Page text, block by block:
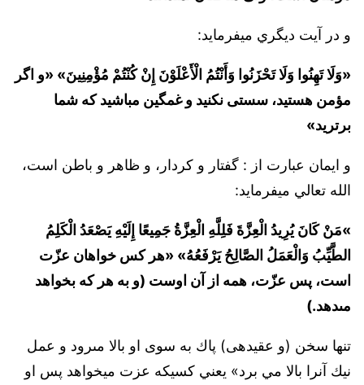
و در آيت ديگري ميفرمايد:‌
«وَلَا تَهِنُوا وَلَا تَحْزَنُوا وَأَنْتُمُ الْأَعْلَوْنَ إِنْ كُنْتُمْ مُؤْمِنِينَ» «و اگر
مؤمن هستيد، سستى نكنيد و غمگين مباشيد كه شما
برتريد»
و ايمان عبارت از : گفتار و کردار، و ظاهر و باطن است،
الله تعالي ميفرمايد: ‌
»مَنْ كَانَ يُرِيدُ الْعِزَّةَ فَلِلَّهِ الْعِزَّةُ جَمِيعًا إِلَيْهِ يَصْعَدُ الْكَلِمُ
الطَّيِّبُ وَالْعَمَلُ الصَّالِحُ يَرْفَعُهُ» «هر كس خواهان عزّت
است، پس عزّت، همه از آن اوست (و به هر كه بخواهد
مى‏دهد.)
تنها سخن (و عقيده‏ى) پاك به سوى او بالا مى‏رود و عمل
نيك آنرا بالا مي برد» يعني کسيکه عزت ميخواهد پس او